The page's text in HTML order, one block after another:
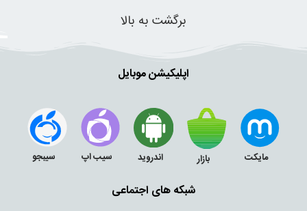
برگشت به بالا
اپلیکیشن موبایل
مایکت بازار اندروید سیب اپ سیبجو
شبکه های اجتماعی